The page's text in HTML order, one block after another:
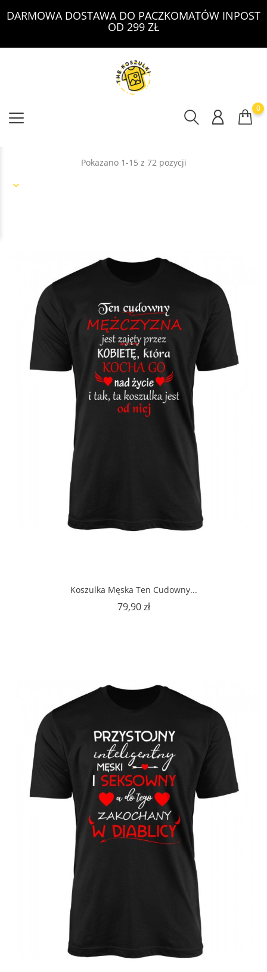
DARMOWA DOSTAWA DO PACZKOMATÓW INPOST
OD 299 ZŁ
0
Pokazano 1-15 z 72 pozycji
Koszulka Męska Ten Cudowny...
79,90 złCena